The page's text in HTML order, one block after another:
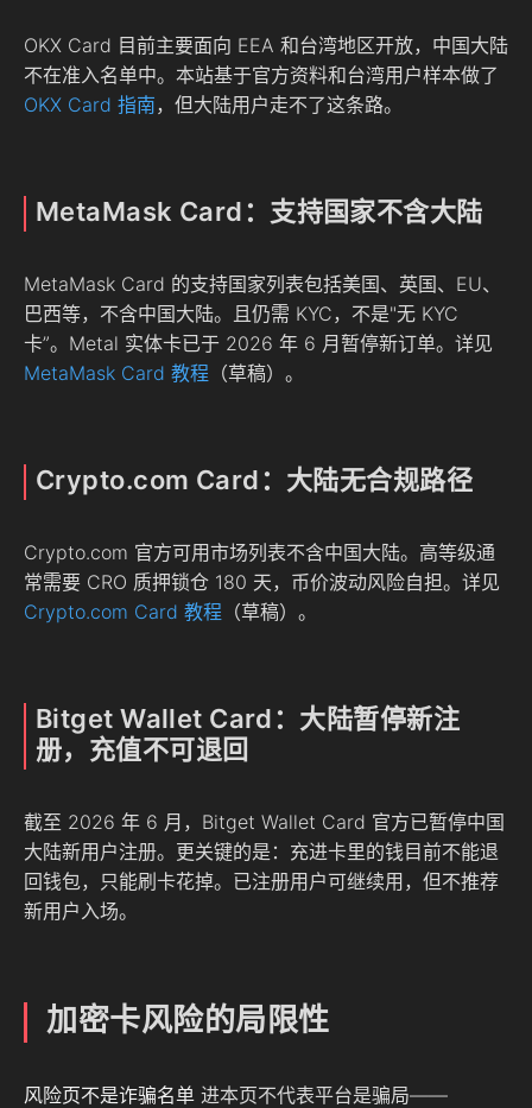
OKX Card 目前主要面向 EEA 和台湾地区开放，中国大陆
不在准入名单中。本站基于官方资料和台湾用户样本做了
OKX Card 指南，但大陆用户走不了这条路。
MetaMask Card：支持国家不含大陆
MetaMask Card 的支持国家列表包括美国、英国、EU、
巴西等，不含中国大陆。且仍需 KYC，不是"无 KYC
卡”。Metal 实体卡已于 2026 年 6 月暂停新订单。详见
MetaMask Card 教程 （草稿）。
Crypto.com Card：大陆无合规路径
Crypto.com 官方可用市场列表不含中国大陆。高等级通
常需要 CRO 质押锁仓 180 天，币价波动风险自担。详见
Crypto.com Card 教程 （草稿）。
Bitget Wallet Card：大陆暂停新注
册，充值不可退回
截至 2026 年 6 月，Bitget Wallet Card 官方已暂停中国
大陆新用户注册。更关键的是：充进卡里的钱目前不能退
回钱包，只能刷卡花掉。已注册用户可继续用，但不推荐
新用户入场。
加密卡风险的局限性
风险页不是诈骗名单 进本页不代表平台是骗局——